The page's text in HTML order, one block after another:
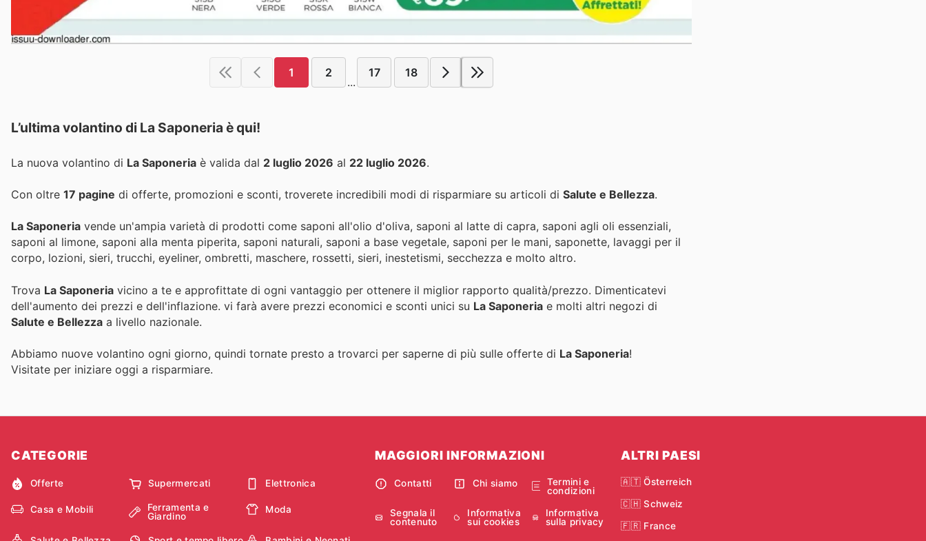
1 2
...
17 18
L’ultima volantino di La Saponeria è qui!
La nuova volantino di La Saponeria è valida dal 2 luglio 2026 al 22 luglio 2026.
Con oltre 17 pagine di offerte, promozioni e sconti, troverete incredibili modi di risparmiare su articoli di Salute e Bellezza.
La Saponeria vende un'ampia varietà di prodotti come saponi all'olio d'oliva, saponi al latte di capra, saponi agli oli essenziali,
saponi al limone, saponi alla menta piperita, saponi naturali, saponi a base vegetale, saponi per le mani, saponette, lavaggi per il
corpo, lozioni, sieri, trucchi, eyeliner, ombretti, maschere, rossetti, sieri, inestetismi, secchezza e molto altro.
Trova La Saponeria vicino a te e approfittate di ogni vantaggio per ottenere il miglior rapporto qualità/prezzo. Dimenticatevi
dell'aumento dei prezzi e dell'inflazione. vi farà avere prezzi economici e sconti unici su La Saponeria e molti altri negozi di
Salute e Bellezza a livello nazionale.
Abbiamo nuove volantino ogni giorno, quindi tornate presto a trovarci per saperne di più sulle offerte di La Saponeria!
Visitate per iniziare oggi a risparmiare.
CATEGORIE
Offerte Supermercati Elettronica
Casa e Mobili
Ferramenta e
Giardino
Moda
MAGGIORI INFORMAZIONI
Contatti Chi siamo
Termini e
condizioni
Segnala il
contenuto
Informativa
sui cookies
Informativa
sulla privacy
ALTRI PAESI
🇦🇹 Österreich
🇨🇭 Schweiz
🇫🇷 France